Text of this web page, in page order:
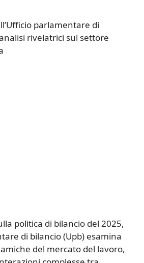
parlamentare di
rivelatrici sul settore
politica di bilancio del 2025,
di bilancio (Upb) esamina
del mercato del lavoro,